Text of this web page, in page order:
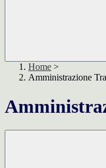
Home >
Amministrazione